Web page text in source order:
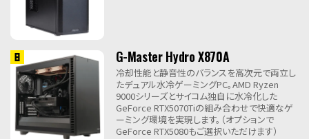
G-Master Hydro X870A
冷却性能と静音性のバランスを高次元で両立し
たデュアル水冷ゲーミングPC。AMD Ryzen
9000シリーズとサイコム独自に水冷化した
GeForce RTX5070Tiの組み合わせで快適なゲ
ーミング環境を実現します。（オプションで
GeForce RTX5080もご選択いただけます）